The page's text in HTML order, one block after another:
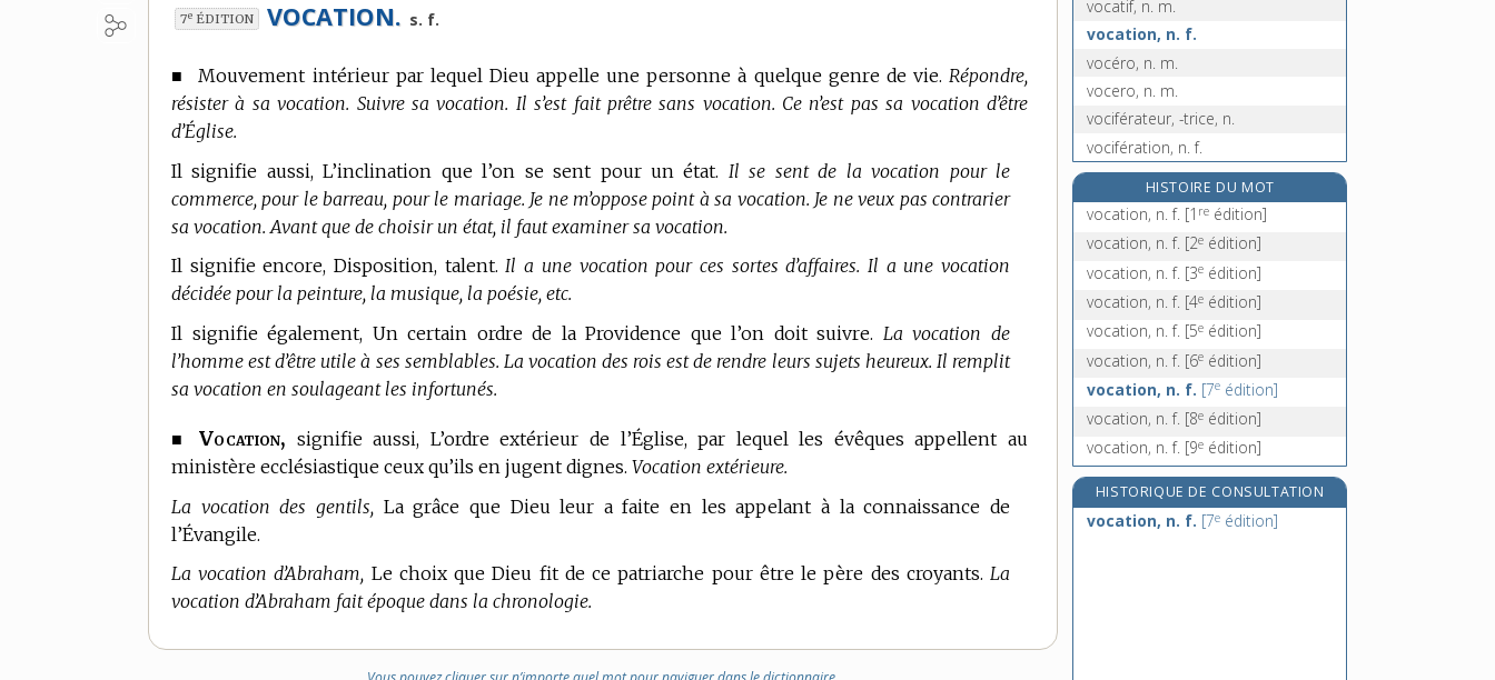
7e ÉDITION VOCATION. s. f.
■ Mouvement intérieur par lequel Dieu appelle une personne à quelque genre de vie. Répondre,
résister à sa vocation. Suivre sa vocation. Il s’est fait prêtre sans vocation. Ce n’est pas sa vocation d’être
d’Église.
Il signifie aussi, L’inclination que l’on se sent pour un état. Il se sent de la vocation pour le
commerce, pour le barreau, pour le mariage. Je ne m’oppose point à sa vocation. Je ne veux pas contrarier
sa vocation. Avant que de choisir un état, il faut examiner sa vocation.
Il signifie encore, Disposition, talent.Il a une vocation pour ces sortes d’affaires. Il a une vocation
décidée pour la peinture, la musique, la poésie, etc.
Il signifie également, Un certain ordre de la Providence que l’on doit suivre. La vocation de
l’homme est d’être utile à ses semblables. La vocation des rois est de rendre leurs sujets heureux. Il remplit
sa vocation en soulageant les infortunés.
■Vocation, signifie aussi, L’ordre extérieur de l’Église, par lequel les évêques appellent au
ministère ecclésiastique ceux qu’ils en jugent dignes. Vocation extérieure.
La vocation des gentils, La grâce que Dieu leur a faite en les appelant à la connaissance de
l’Évangile.
La vocation d’Abraham, Le choix que Dieu fit de ce patriarche pour être le père des croyants.La
vocation d’Abraham fait époque dans la chronologie.
vocatif, n. m.
vocation, n. f.
vocéro, n. m.
vocero, n. m.
vociférateur, -trice, n.
vocifération, n. f.
vociférer, v. intr.
vocodeur, n. m.
vœu, n. m.
HISTOIRE DU MOT
vocation, n. f. [1 re édition]
vocation, n. f. [2e édition]
vocation, n. f. [3e édition]
vocation, n. f. [4e édition]
vocation, n. f. [5e édition]
vocation, n. f. [6e édition]
vocation, n. f. [7e édition]
vocation, n. f. [8e édition]
vocation, n. f. [9e édition]
HISTORIQUE DE CONSULTATION
vocation, n. f. [7e édition]